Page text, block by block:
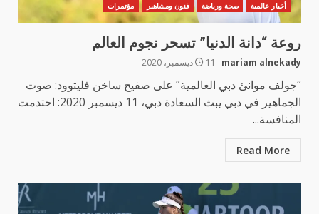
أخبار عالمية صحة ورياضة فنون ومشاهير مؤتمرات
روعة “دانة الدنيا” تسحر نجوم العالم
mariam alnekady 11 ديسمبر، 2020
“جولف موانئ دبي العالمية” على صفيح ساخن فليتوود: صوت
الجماهير في دبي يبث السعادة دبي، 11 ديسمبر 2020: احتدمت
المنافسة...
Read More